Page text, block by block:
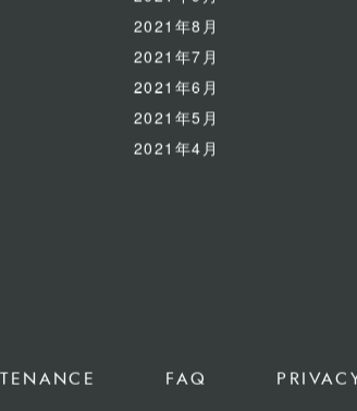
2021年9月
2021年8月
2021年7月
2021年6月
2021年5月
2021年4月
FAQ